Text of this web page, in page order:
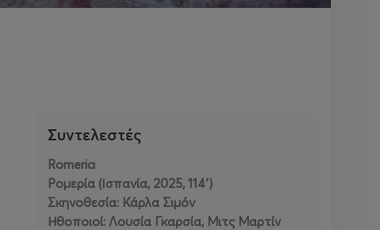
Συντελεστές
Romeria
Ρομερία (Ισπανία, 2025, 114′)
Σκηνοθεσία: Κάρλα Σιμόν
Ηθοποιοί: Λουσία Γκαρσία, Μιτς Μαρτίν